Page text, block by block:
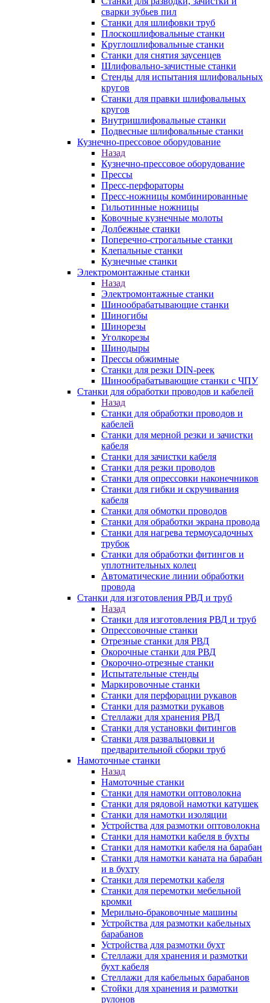
сварки зубьев пил
Станки для шлифовки труб
Плоскошлифовальные станки
Круглошлифовальные станки
Станки для снятия заусенцев
Шлифовально-зачистные станки
Стенды для испытания шлифовальных
кругов
Станки для правки шлифовальных
кругов
Внутришлифовальные станки
Подвесные шлифовальные станки
Кузнечно-прессовое оборудование
Назад
Кузнечно-прессовое оборудование
Прессы
Пресс-перфораторы
Пресс-ножницы комбинированные
Гильотинные ножницы
Ковочные кузнечные молоты
Долбежные станки
Поперечно-строгальные станки
Клепальные станки
Кузнечные станки
Электромонтажные станки
Назад
Электромонтажные станки
Шинообрабатывающие станки
Шиногибы
Шинорезы
Уголкорезы
Шинодыры
Прессы обжимные
Станки для резки DIN-реек
Шинообрабатывающие станки с ЧПУ
Станки для обработки проводов и кабелей
Назад
Станки для обработки проводов и
кабелей
Станки для мерной резки и зачистки
кабеля
Станки для зачистки кабеля
Станки для резки проводов
Станки для опрессовки наконечников
Станки для гибки и скручивания
кабеля
Станки для обмотки проводов
Станки для обработки экрана провода
Станки для нагрева термоусадочных
трубок
Станки для обработки фитингов и
уплотнительных колец
Автоматические линии обработки
провода
Станки для изготовления РВД и труб
Назад
Станки для изготовления РВД и труб
Опрессовочные станки
Отрезные станки для РВД
Окорочные станки для РВД
Окорочно-отрезные станки
Испытательные стенды
Маркировочные станки
Станки для перфорации рукавов
Станки для размотки рукавов
Стеллажи для хранения РВД
Станки для установки фитингов
Станки для развальцовки и
предварительной сборки труб
Намоточные станки
Назад
Намоточные станки
Станки для намотки оптоволокна
Станки для рядовой намотки катушек
Станки для намотки изоляции
Устройства для размотки оптоволокна
Станки для намотки кабеля в бухты
Станки для намотки кабеля на барабан
Станки для намотки каната на барабан
и в бухту
Станки для перемотки кабеля
Станки для перемотки мебельной
кромки
Мерильно-браковочные машины
Устройства для размотки кабельных
барабанов
Устройства для размотки бухт
Стеллажи для хранения и размотки
бухт кабеля
Стеллажи для кабельных барабанов
Стойки для хранения и размотки
рулонов